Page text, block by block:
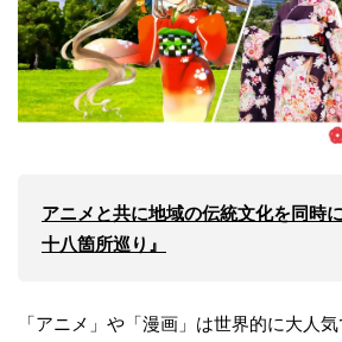
アニメと共に地域の伝統文化を同時
十八箇所巡り』
「アニメ」や「漫画」は世界的に大人